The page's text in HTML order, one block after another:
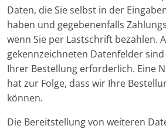
Daten, die Sie selbst in der
haben und gegebenenfalls
wenn Sie per Lastschrift bezahlen.
gekennzeichneten Datenfelder
Ihrer Bestellung erforderlich. Eine
hat zur Folge, dass wir Ihre
können.
Die Bereitstellung von weiteren